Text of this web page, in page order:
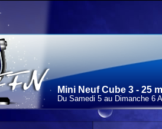
Mini Neuf Cube 3 - 25 m
Du Samedi 5 au Dimanche 6